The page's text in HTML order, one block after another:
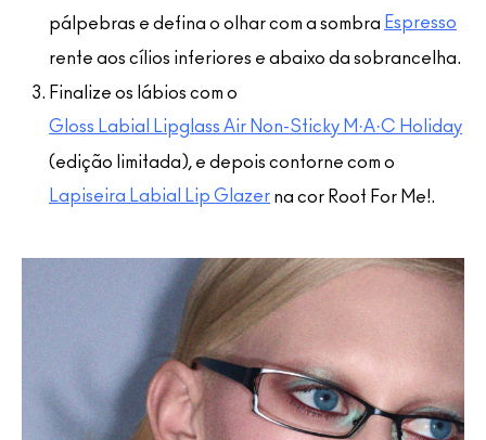
pálpebras e defina o olhar com a sombra Espresso
rente aos cílios inferiores e abaixo da sobrancelha.
Finalize os lábios com o
Gloss Labial Lipglass Air Non-Sticky M·A·C Holiday
(edição limitada), e depois contorne com o
Lapiseira Labial Lip Glazer na cor Root For Me!.